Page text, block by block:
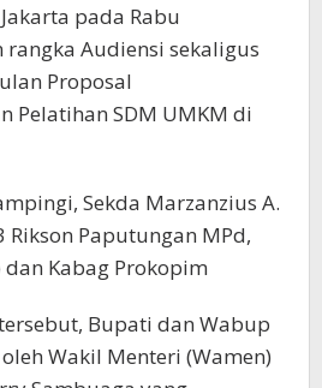
pada Rabu
Audiensi sekaligus
Proposal
Pelatihan SDM UMKM di
Sekda Marzanzius A.
Rikson Paputungan MPd,
Kabag Prokopim
Bupati dan Wabup
Wakil Menteri (Wamen)